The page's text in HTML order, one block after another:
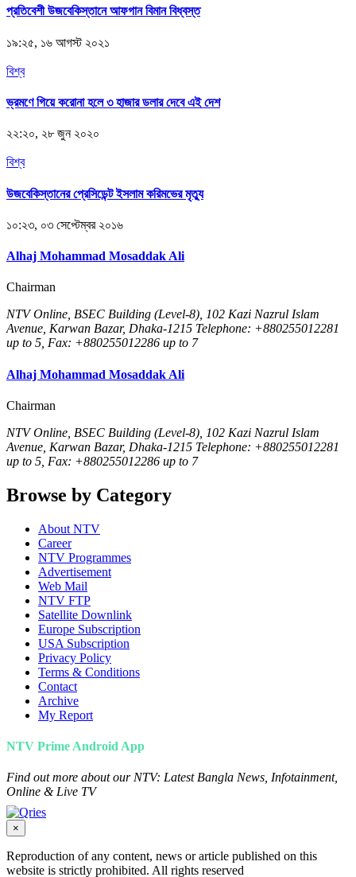
প্রতিবেশী উজবেকিস্তানে আফগান বিমান বিধ্বস্ত
১৯:২৫, ১৬ আগস্ট ২০২১
বিশ্ব
ভ্রমণে গিয়ে করোনা হলে ৩ হাজার ডলার দেবে এই দেশ
২২:২০, ২৮ জুন ২০২০
বিশ্ব
উজবেকিস্তানের প্রেসিডেন্ট ইসলাম করিমভের মৃত্যু
১০:২৩, ০৩ সেপ্টেম্বর ২০১৬
Alhaj Mohammad Mosaddak Ali
Chairman
NTV Online, BSEC Building (Level-8), 102 Kazi Nazrul Islam
Avenue, Karwan Bazar, Dhaka-1215 Telephone: +880255012281
up to 5, Fax: +880255012286 up to 7
Alhaj Mohammad Mosaddak Ali
Chairman
NTV Online, BSEC Building (Level-8), 102 Kazi Nazrul Islam
Avenue, Karwan Bazar, Dhaka-1215 Telephone: +880255012281
up to 5, Fax: +880255012286 up to 7
Browse by Category
About NTV
Career
NTV Programmes
Advertisement
Web Mail
NTV FTP
Satellite Downlink
Europe Subscription
USA Subscription
Privacy Policy
Terms & Conditions
Contact
Archive
My Report
NTV Prime Android App
Find out more about our NTV: Latest Bangla News, Infotainment,
Online & Live TV
×
Reproduction of any content, news or article published on this
website is strictly prohibited. All rights reserved